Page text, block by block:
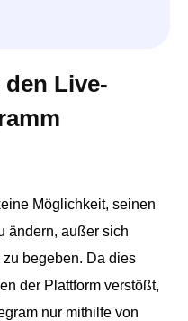
Live-
Möglichkeit, seinen
ändern, außer sich
begeben. Da dies
der Plattform verstößt,
nur mithilfe von